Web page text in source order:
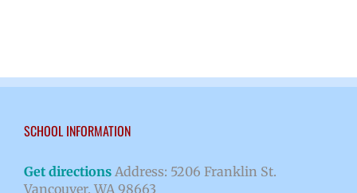
SCHOOL INFORMATION
Get directions Address: 5206 Franklin St.
Vancouver, WA 98663